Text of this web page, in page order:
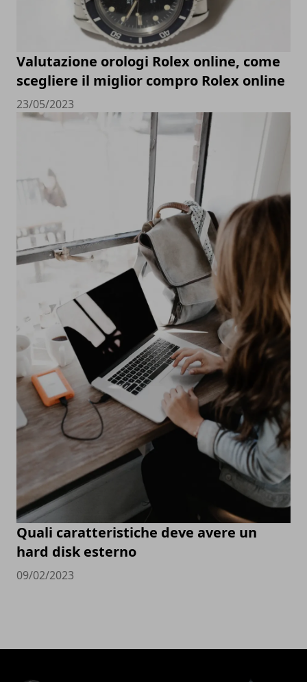
Valutazione orologi Rolex online, come
scegliere il miglior compro Rolex online
23/05/2023
Quali caratteristiche deve avere un
hard disk esterno
09/02/2023